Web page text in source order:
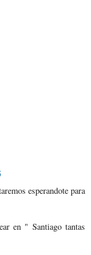
esperandote para
en " Santiago tantas